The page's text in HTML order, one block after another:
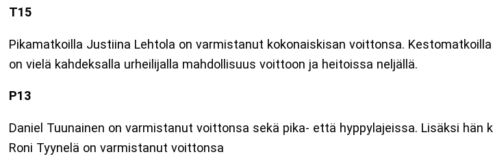
T15
Pikamatkoilla Justiina Lehtola on varmistanut kokonaiskisan voittonsa.
on vielä kahdeksalla urheilijalla mahdollisuus voittoon ja heitoissa neljällä.
P13
Daniel Tuunainen on varmistanut voittonsa sekä pika- että hyppylajeissa. Lisäksi
Roni Tyynelä on varmistanut voittonsa